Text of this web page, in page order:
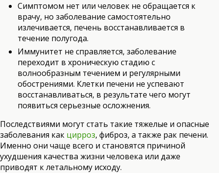
Симптомом нет или человек не обращается к
врачу, но заболевание самостоятельно
излечивается, печень восстанавливается в
течение полугода.
Иммунитет не справляется, заболевание
переходит в хроническую стадию с
волнообразным течением и регулярными
обострениями. Клетки печени не успевают
восстанавливаться, в результате чего могут
появиться серьезные осложнения.
Последствиями могут стать такие тяжелые и опасные
заболевания как цирроз, фиброз, а также рак печени.
Именно они чаще всего и становятся причиной
ухудшения качества жизни человека или даже
приводят к летальному исходу.